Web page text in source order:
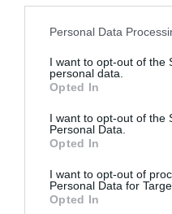
Personal Data
I want to opt-out of the
personal data.
Opted In
I want to opt-out of the
Personal Data.
Opted In
I want to opt-out of
Personal Data for
Opted In
Πατρίδα»:
Περιοδική έκθεση
στο Διαχρονικό
Μουσείο Αίγινας
Σαρωνίς Βατικιώτη
Γκάτσου –